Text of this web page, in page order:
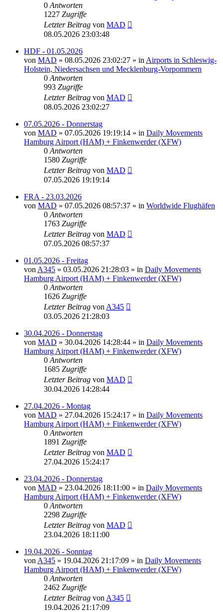
0 Antworten
1227 Zugriffe
Letzter Beitrag von MAD
08.05.2026 23:03:48
HDF - 01.05.2026
von MAD » 08.05.2026 23:02:27 » in Airports in Schleswig-
Holstein, Niedersachsen und Mecklenburg-Vorpommern
0 Antworten
993 Zugriffe
Letzter Beitrag von MAD
08.05.2026 23:02:27
07.05.2026 - Donnerstag
von MAD » 07.05.2026 19:19:14 » in Daily Movements
Hamburg Airport (HAM) + Finkenwerder (XFW)
0 Antworten
1580 Zugriffe
Letzter Beitrag von MAD
07.05.2026 19:19:14
FRA - 23.03.2026
von MAD » 07.05.2026 08:57:37 » in Worldwide Flughäfen
0 Antworten
1763 Zugriffe
Letzter Beitrag von MAD
07.05.2026 08:57:37
01.05.2026 - Freitag
von A345 » 03.05.2026 21:28:03 » in Daily Movements
Hamburg Airport (HAM) + Finkenwerder (XFW)
0 Antworten
1626 Zugriffe
Letzter Beitrag von A345
03.05.2026 21:28:03
30.04.2026 - Donnerstag
von MAD » 30.04.2026 14:28:44 » in Daily Movements
Hamburg Airport (HAM) + Finkenwerder (XFW)
0 Antworten
1685 Zugriffe
Letzter Beitrag von MAD
30.04.2026 14:28:44
27.04.2026 - Montag
von MAD » 27.04.2026 15:24:17 » in Daily Movements
Hamburg Airport (HAM) + Finkenwerder (XFW)
0 Antworten
1891 Zugriffe
Letzter Beitrag von MAD
27.04.2026 15:24:17
23.04.2026 - Donnerstag
von MAD » 23.04.2026 18:11:00 » in Daily Movements
Hamburg Airport (HAM) + Finkenwerder (XFW)
0 Antworten
2298 Zugriffe
Letzter Beitrag von MAD
23.04.2026 18:11:00
19.04.2026 - Sonntag
von A345 » 19.04.2026 21:17:09 » in Daily Movements
Hamburg Airport (HAM) + Finkenwerder (XFW)
0 Antworten
2462 Zugriffe
Letzter Beitrag von A345
19.04.2026 21:17:09